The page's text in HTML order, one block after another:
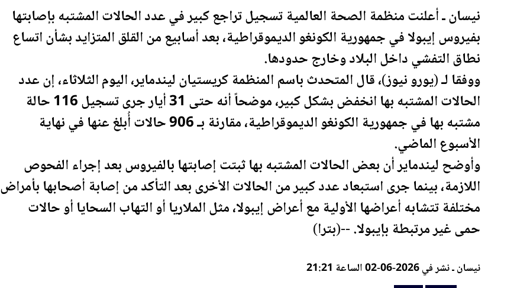
نيسان ـ أعلنت منظمة الصحةالعالمية تسجيل تراجع كبير في عدد الحالات المشتبه بإصابتها
بفيروس إيبولا في جمهورية الكونغو الديموقراطية، بعد أسابيع من القلق المتزايد بشأن اتساع
نطاق التفشي داخل البلاد وخارج حدودها.
ووفقا لـ (يورو نيوز)، قال المتحدث باسم المنظمة كريستيان ليندماير، اليوم الثلاثاء، إن عدد
الحالات المشتبه بها انخفض بشكل كبير، موضحاً أنه حتى 31 أيار جرى تسجيل 116 حالة
مشتبه بها في جمهورية الكونغو الديموقراطية، مقارنة بـ 906 حالات أُبلغ عنها في نهاية
الأسبوع الماضي.
وأوضح ليندماير أن بعض الحالات المشتبه بها ثبتت إصابتها بالفيروس بعد إجراء الفحوص
اللازمة، بينما جرى استبعاد عدد كبير من الحالات الأخرى بعد التأكد من إصابة أصحابها بأمراض
مختلفة تتشابه أعراضها الأولية مع أعراض إيبولا، مثل الملاريا أو التهاب السحايا أو حالات
حمى غير مرتبطة بإيبولا. --(بترا)
نيسان ـ نشر في 2026-06-02 الساعة 21:21